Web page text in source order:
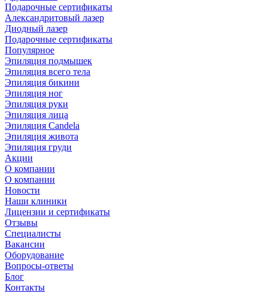
Подарочные сертификаты
Александритовый лазер
Диодный лазер
Подарочные сертификаты
Популярное
Эпиляция подмышек
Эпиляция всего тела
Эпиляция бикини
Эпиляция ног
Эпиляция руки
Эпиляция лица
Эпиляция Candela
Эпиляция живота
Эпиляция груди
Акции
О компании
О компании
Новости
Наши клиники
Лицензии и сертификаты
Отзывы
Специалисты
Вакансии
Оборудование
Вопросы-ответы
Блог
Контакты